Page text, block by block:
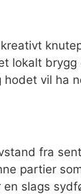
lokalt
vil ha
fra
partier
slags